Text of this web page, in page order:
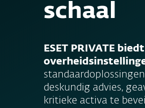
schaal
ESET PRIVATE
deskundig advies,
kritieke activa te